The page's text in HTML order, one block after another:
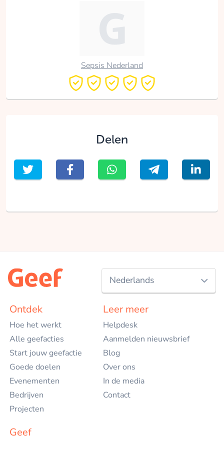
Sepsis Nederland
Delen
Nederlands
English
Ontdek
Hoe het werkt
Alle geefacties
Start jouw geefactie
Goede doelen
Evenementen
Bedrijven
Projecten
Leer meer
Helpdesk
Aanmelden nieuwsbrief
Blog
Over ons
In de media
Contact
Geef